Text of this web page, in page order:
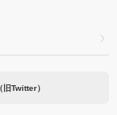
旧Twitter）